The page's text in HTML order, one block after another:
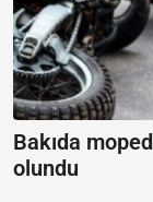
Bakıda
olundu